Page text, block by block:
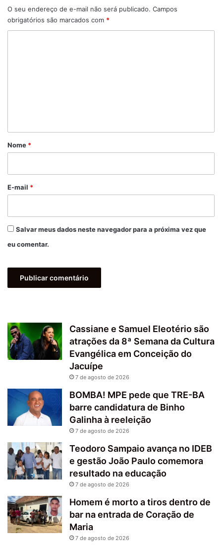
O seu endereço de e-mail não será publicado. Campos
obrigatórios são marcados com *
r
*
Nome *
E-mail *
Salvar meus dados neste navegador para a próxima vez que
eu comentar.
Cassiane e Samuel Eleotério são
atrações da 8ª Semana da Cultura
Evangélica em Conceição do
Jacuípe
7 de agosto de 2026
BOMBA! MPE pede que TRE-BA
barre candidatura de Binho
Galinha à reeleição
7 de agosto de 2026
Teodoro Sampaio avança no IDEB
e gestão João Paulo comemora
resultado na educação
7 de agosto de 2026
Homem é morto a tiros dentro de
bar na entrada de Coração de
Maria
7 de agosto de 2026